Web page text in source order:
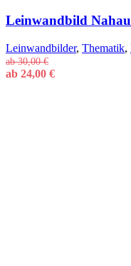
Leinwandbild
Leinwandbilder, Thematik,
ab30,00€
ab 24,00 €